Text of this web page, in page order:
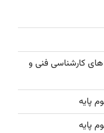
کارشناسی فنی و